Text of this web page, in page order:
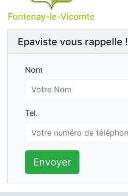
Epaviste vous rappelle !
Nom
Nom
Tel.
Tel.
Envoyer